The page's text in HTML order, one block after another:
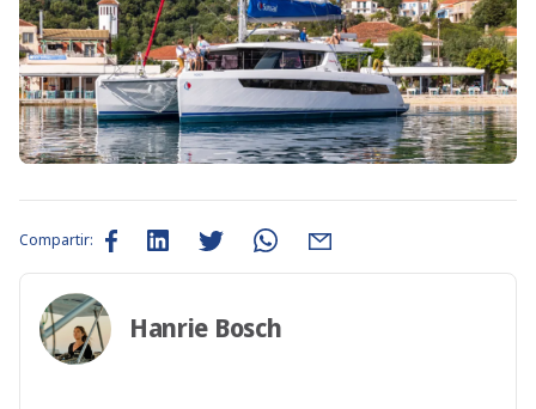
Compartir:
Hanrie Bosch